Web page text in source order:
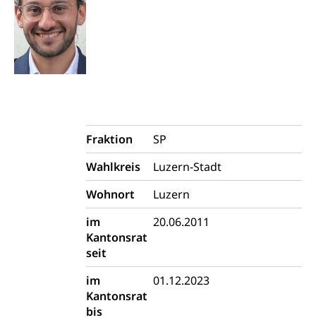
Fraktion
SP
Wahlkreis
Luzern-Stadt
Wohnort
Luzern
im
Kantonsrat
seit
20.06.2011
im
Kantonsrat
bis
01.12.2023